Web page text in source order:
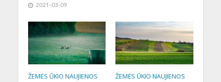
2021-03-09
ŽEMĖS ŪKIO NAUJIENOS ŽEMĖS ŪKIO NAUJIENOS